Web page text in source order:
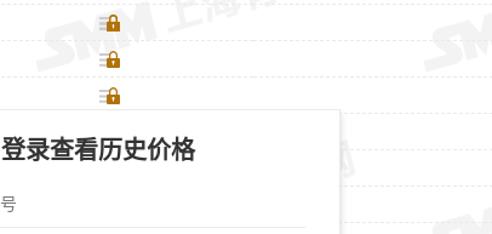
登录查看历史价格